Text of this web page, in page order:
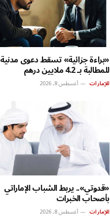
«براءة جزائية» تسقط دعوى مدنية
للمطالبة بـ 4.2 ملايين درهم
الإمارات أغسطس 8, 2026
«قدوتي».. يربط الشباب الإماراتي
بأصحاب الخبرات
الإمارات أغسطس 8, 2026